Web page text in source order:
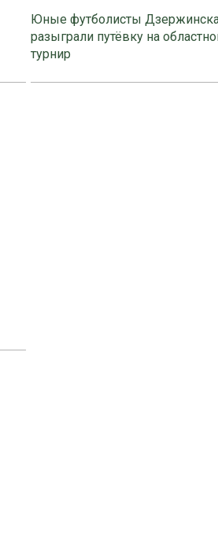
Юные футболисты
разыграли путёвку на
турнир